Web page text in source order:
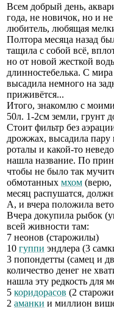
Всем добрый день,
года, не новичок, но и
любитель, любящая
Полтора месяца назад
тащила с собой всё,
но от новой жесткой
длинностебелька. С
высадила немного на
приживётся...
Итого, знакомлю с
50л. 1-2см земли, грунт
Стоит фильтр без
дрожжах, высадила пару
роталы и какой-то
нашла название. По
чтобы не было так
обмотанных мхом (верю,
месяц распушатся,
А, и вчера положила
Вчера докупила рыбок
всей живности там:
7 неонов (старожилы)
10 гуппи эндлера (3
3 попондетты (самец и
количество денег не
нашла эту редкость для
5 коридорасов (2
2 аманки и миллион